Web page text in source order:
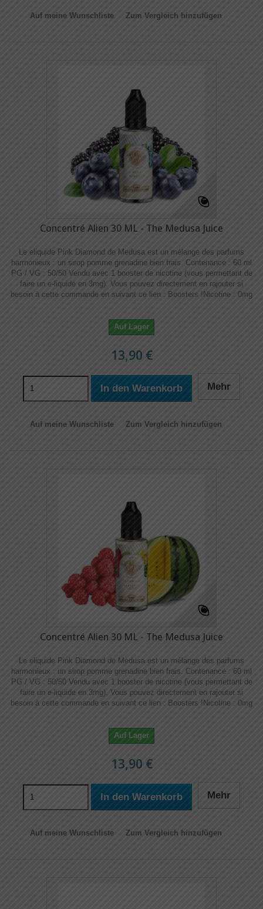
Auf meine Wunschliste Zum Vergleich hinzufügen
Concentré Alien 30 ML - The Medusa Juice
Le eliquide Pink Diamond de Medusa est un mélange des parfums
harmonieux : un sirop pomme grenadine bien frais. Contenance : 60 ml
PG / VG : 50/50 Vendu avec 1 booster de nicotine (vous permettant de
faire un e-liquide en 3mg). Vous pouvez directement en rajouter si
besoin à cette commande en suivant ce lien : Boosters !​​ Nicotine : 0mg
Auf Lager
13,90 €
In den Warenkorb Mehr
Auf meine Wunschliste Zum Vergleich hinzufügen
Concentré Alien 30 ML - The Medusa Juice
Le eliquide Pink Diamond de Medusa est un mélange des parfums
harmonieux : un sirop pomme grenadine bien frais. Contenance : 60 ml
PG / VG : 50/50 Vendu avec 1 booster de nicotine (vous permettant de
faire un e-liquide en 3mg). Vous pouvez directement en rajouter si
besoin à cette commande en suivant ce lien : Boosters !​​ Nicotine : 0mg
Auf Lager
13,90 €
In den Warenkorb Mehr
Auf meine Wunschliste Zum Vergleich hinzufügen